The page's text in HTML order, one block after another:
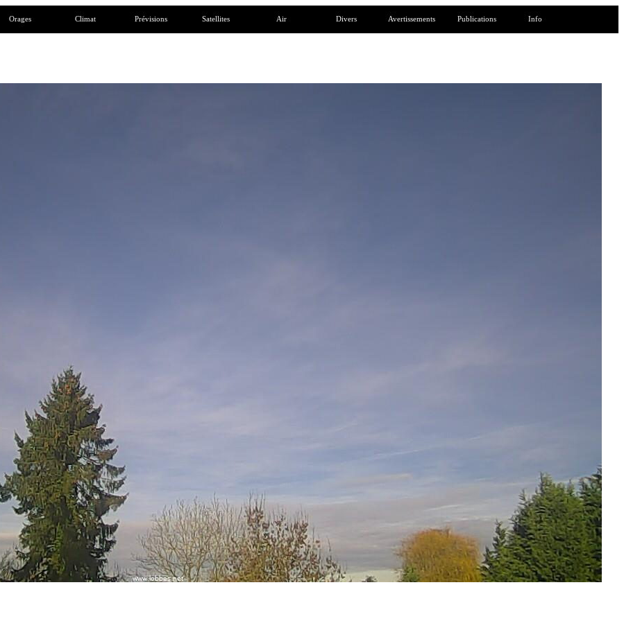
Orages Climat Prévisions Satellites Air Divers Avertissements Publications Info